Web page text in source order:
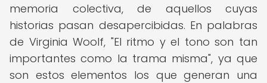
memoria colectiva, de aquellos cuyas
historias pasan desapercibidas. En palabras
de Virginia Woolf, "El ritmo y el tono son tan
importantes como la trama misma", ya que
son estos elementos los que generan una